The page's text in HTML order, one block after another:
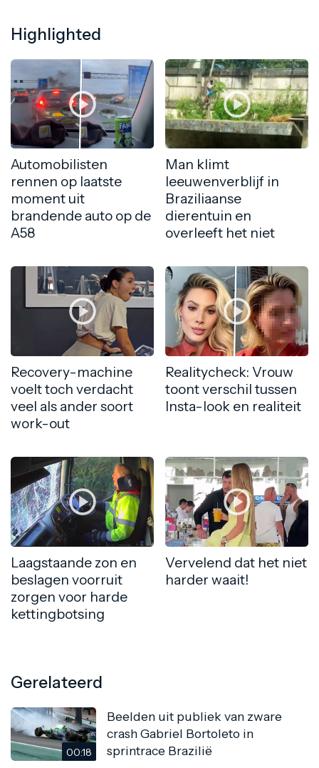
Highlighted
Automobilisten
rennen op laatste
moment uit
brandende auto op de
A58
Man klimt
leeuwenverblijf in
Braziliaanse
dierentuin en
overleeft het niet
Recovery-machine
voelt toch verdacht
veel als ander soort
work-out
Realitycheck: Vrouw
toont verschil tussen
Insta-look en realiteit
Laagstaande zon en
beslagen voorruit
zorgen voor harde
kettingbotsing
Vervelend dat het niet
harder waait!
Gerelateerd
00:18
Beelden uit publiek van zware
crash Gabriel Bortoleto in
sprintrace Brazilië